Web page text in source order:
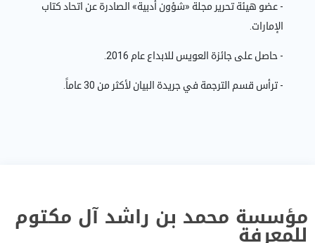
- عضو هيئة تحرير مجلة «شؤون أدبية» الصادرة عن اتحاد كتاب
الإمارات.
- حاصل على جائزة العويس للابداع عام 2016.
- ترأس قسم الترجمة في جريدة البيان لأكثر من 30 عاماً.
مؤسسة محمد بن راشد آل مكتوم
للمعرفة